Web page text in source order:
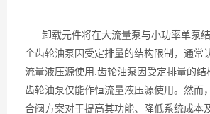
卸载元件将在大流量泵与小功率单泵
个齿轮油泵因受定排量的结构限制，通常
流量液压源使用.齿轮油泵因受定排量的结
齿轮油泵仅能作恒流量液压源使用。然而
合阀方案对于提高其功能、降低系统成本